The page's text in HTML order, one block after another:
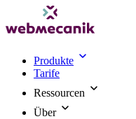
Produkte
Tarife
Ressourcen
Über